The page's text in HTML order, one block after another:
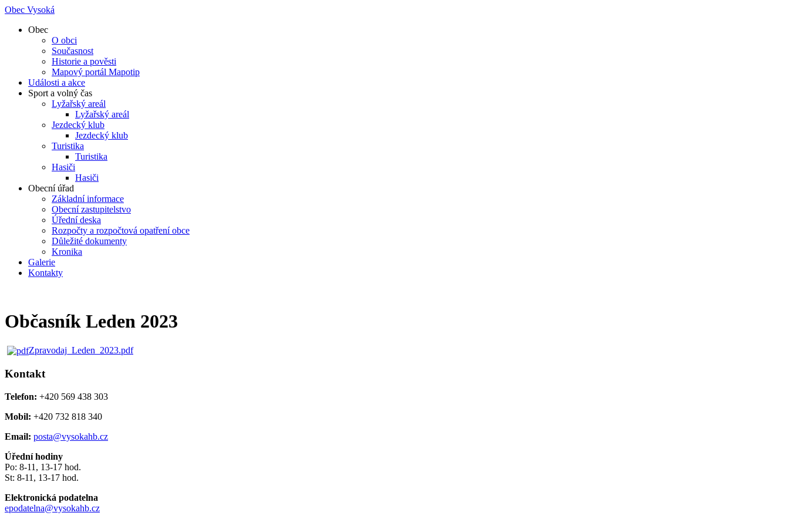
Obec Vysoká
Obec
O obci
Současnost
Historie a pověsti
Mapový portál Mapotip
Události a akce
Sport a volný čas
Lyžařský areál
Lyžařský areál
Jezdecký klub
Jezdecký klub
Turistika
Turistika
Hasiči
Hasiči
Obecní úřad
Základní informace
Obecní zastupitelstvo
Úřední deska
Rozpočty a rozpočtová opatření obce
Důležité dokumenty
Kronika
Galerie
Kontakty
Občasník Leden 2023
Zpravodaj_Leden_2023.pdf
Kontakt
Telefon: +420 569 438 303
Mobil: +420 732 818 340
Email: posta@vysokahb.cz
Úřední hodiny
Po: 8-11, 13-17 hod.
St: 8-11, 13-17 hod.
Elektronická podatelna
epodatelna@vysokahb.cz